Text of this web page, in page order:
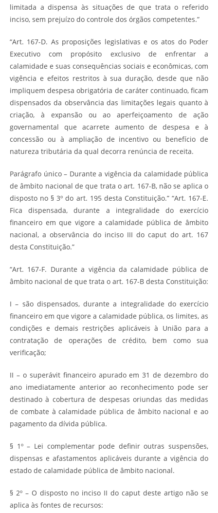
limitada a dispensa às situações de que trata o referido
inciso, sem prejuízo do controle dos órgãos competentes.”
“Art. 167-D. As proposições legislativas e os atos do Poder
Executivo com propósito exclusivo de enfrentar a
calamidade e suas consequências sociais e econômicas, com
vigência e efeitos restritos à sua duração, desde que não
impliquem despesa obrigatória de caráter continuado, ficam
dispensados da observância das limitações legais quanto à
criação, à expansão ou ao aperfeiçoamento de ação
governamental que acarrete aumento de despesa e à
concessão ou à ampliação de incentivo ou benefício de
natureza tributária da qual decorra renúncia de receita.
Parágrafo único – Durante a vigência da calamidade pública
de âmbito nacional de que trata o art. 167-B, não se aplica o
disposto no § 3º do art. 195 desta Constituição.” “Art. 167-E.
Fica dispensada, durante a integralidade do exercício
financeiro em que vigore a calamidade pública de âmbito
nacional, a observância do inciso III do caput do art. 167
desta Constituição.”
“Art. 167-F. Durante a vigência da calamidade pública de
âmbito nacional de que trata o art. 167-B desta Constituição:
I – são dispensados, durante a integralidade do exercício
financeiro em que vigore a calamidade pública, os limites, as
condições e demais restrições aplicáveis à União para a
contratação de operações de crédito, bem como sua
verificação;
II – o superávit financeiro apurado em 31 de dezembro do
ano imediatamente anterior ao reconhecimento pode ser
destinado à cobertura de despesas oriundas das medidas
de combate à calamidade pública de âmbito nacional e ao
pagamento da dívida pública.
§ 1º – Lei complementar pode definir outras suspensões,
dispensas e afastamentos aplicáveis durante a vigência do
estado de calamidade pública de âmbito nacional.
§ 2º – O disposto no inciso II do caput deste artigo não se
aplica às fontes de recursos: